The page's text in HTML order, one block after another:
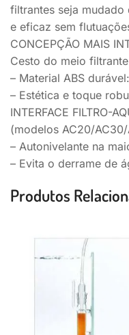
filtrantes seja
e eficaz sem
CONCEPÇÃO MAIS
Cesto do meio
– Material ABS
– Estética e toque
INTERFACE FILTRO-
(modelos AC20/
– Autonivelante na
– Evita o derrame de
Produtos